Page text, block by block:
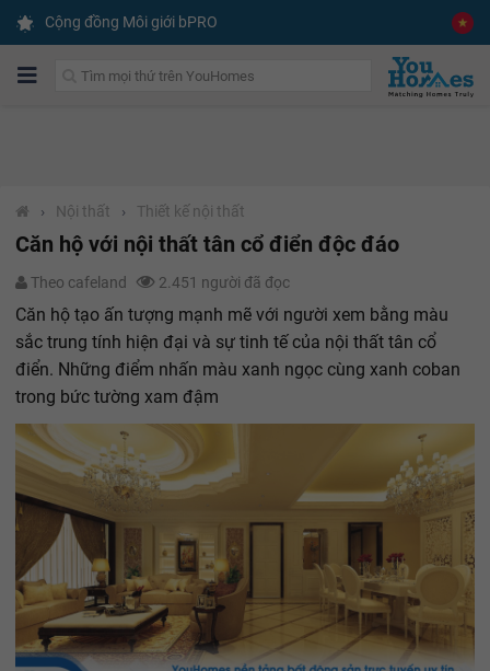
Cộng đồng Môi giới bPRO
› Nội thất › Thiết kế nội thất
Căn hộ với nội thất tân cổ điển độc đáo
Theo cafeland 2.451 người đã đọc
Căn hộ tạo ấn tượng mạnh mẽ với người xem bằng màu
sắc trung tính hiện đại và sự tinh tế của nội thất tân cổ
điển. Những điểm nhấn màu xanh ngọc cùng xanh coban
trong bức tường xam đậm